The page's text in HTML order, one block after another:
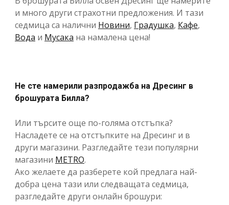
и много други страхотни предложения. И тази
седмица са налични Новини, Градушка, Кафе,
Вода и Мусака на намалена цена!
Не сте намерили разпродажба на Дресинг в
брошурата Билла?
Или търсите още по-голяма отстъпка?
Насладете се на отстъпките на Дресинг и в
други магазини. Разгледайте тези популярни
магазини METRO.
Ако желаете да разберете кой предлага най-
добра цена тази или следващата седмица,
разгледайте други онлайн брошури: